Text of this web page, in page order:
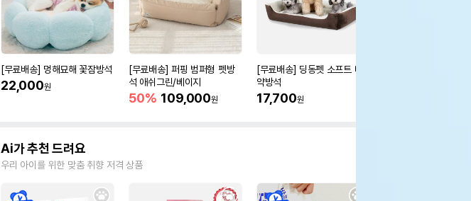
[무료배송] 멍해묘해 꽃잠방석
22,000원
[무료배송] 퍼핑 범퍼형 펫방
석 애쉬그린/베이지
50% 109,000원
[무료배송] 딩동펫 소프트 마
약방석
17,700원
Ai가 추천 드려요
우리 아이를 위한 맞춤 취향 저격 상품